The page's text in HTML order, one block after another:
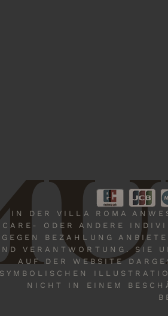
IN DER VILLA ROMA
CARE- ODER ANDERE
GEGEN BEZAHLUNG
VERANTWORTUNG. SIE
AUF DER WEBSITE
SYMBOLISCHEN
NICHT IN EINEM